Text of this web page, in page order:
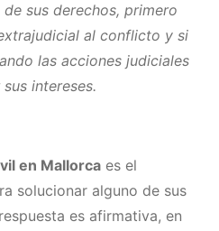
sus derechos, primero
al conflicto y si
las acciones judiciales
intereses.
en Mallorca es el
solucionar alguno de sus
es afirmativa, en